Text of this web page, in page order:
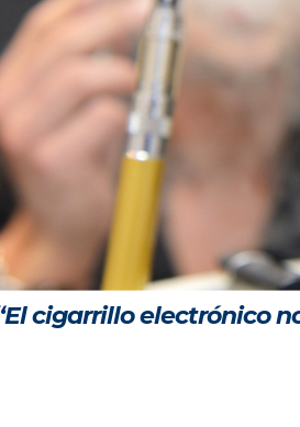
cigarrillo electrónico